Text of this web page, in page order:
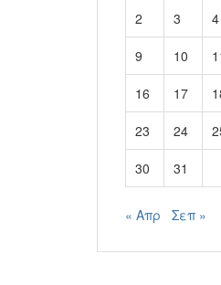
2 3 4
9 10
16 17
23 24
30 31
« Απρ Σεπ »